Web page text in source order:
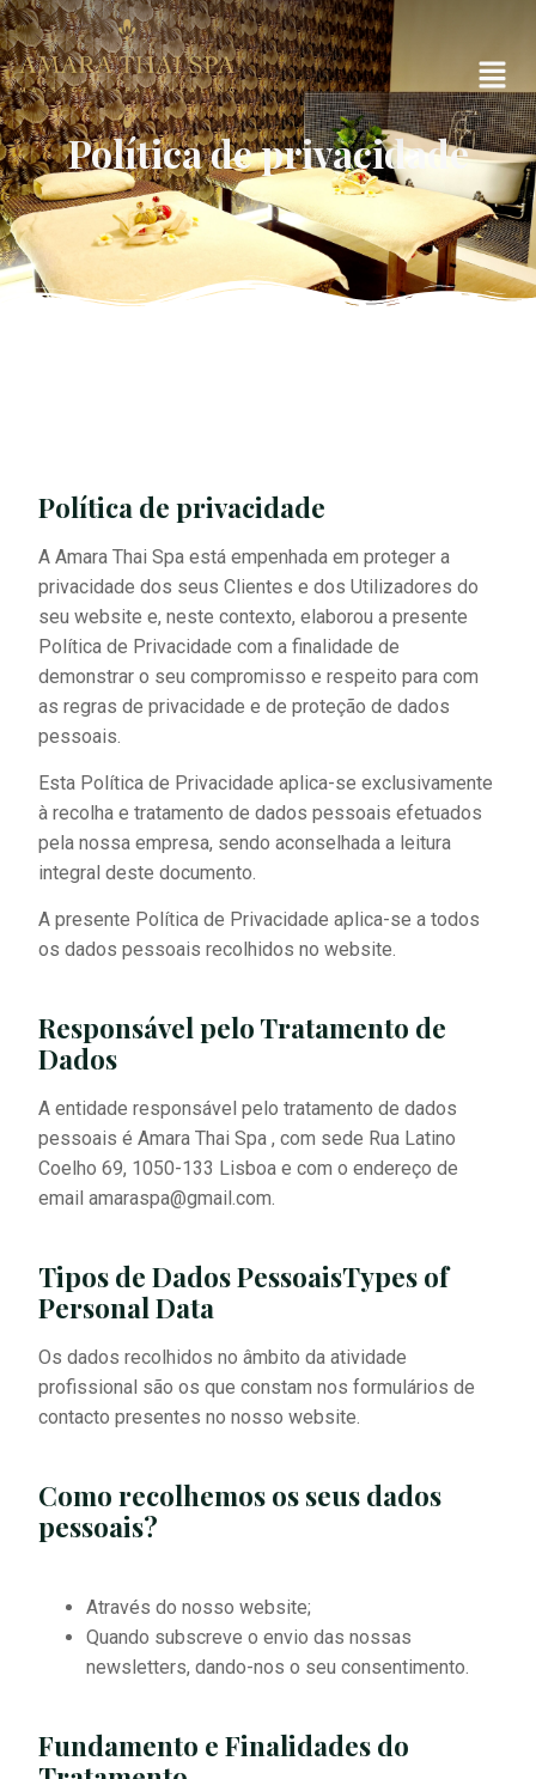
Política de privacidade
Política de privacidade
A Amara Thai Spa está empenhada em proteger a
privacidade dos seus Clientes e dos Utilizadores do
seu website e, neste contexto, elaborou a presente
Política de Privacidade com a finalidade de
demonstrar o seu compromisso e respeito para com
as regras de privacidade e de proteção de dados
pessoais.
Esta Política de Privacidade aplica-se exclusivamente
à recolha e tratamento de dados pessoais efetuados
pela nossa empresa, sendo aconselhada a leitura
integral deste documento.
A presente Política de Privacidade aplica-se a todos
os dados pessoais recolhidos no website.
Responsável pelo Tratamento de
Dados
A entidade responsável pelo tratamento de dados
pessoais é Amara Thai Spa , com sede Rua Latino
Coelho 69, 1050-133 Lisboa e com o endereço de
email amaraspa@gmail.com.
Tipos de Dados PessoaisTypes of
Personal Data
Os dados recolhidos no âmbito da atividade
profissional são os que constam nos formulários de
contacto presentes no nosso website.
Como recolhemos os seus dados
pessoais?
Através do nosso website;
Quando subscreve o envio das nossas
newsletters, dando-nos o seu consentimento.
Fundamento e Finalidades do